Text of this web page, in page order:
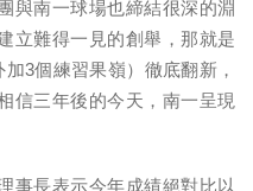
與南一球場也締結很深的淵
立難得一見的創舉，那就是
3個練習果嶺）徹底翻新，
信三年後的今天，南一呈現
事長表示今年成績絕對比以